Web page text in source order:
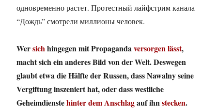
одновременно растет. Протестный лайфстрим канала
“Дождь” смотрели миллионы человек.
Wersichhingegen mit Propagandaversorgen lässt,
macht sich ein anderes Bild von der Welt. Deswegen
glaubt etwa die Hälfte der Russen, dass Nawalny seine
Vergiftung inszeniert hat, oder dass westliche
Geheimdienstehinter dem Anschlagauf ihnstecken.